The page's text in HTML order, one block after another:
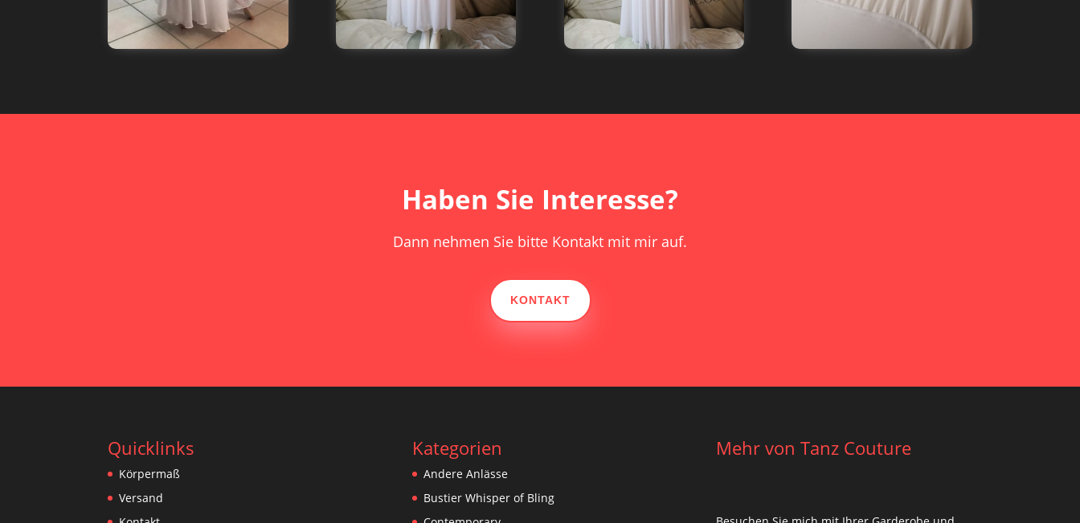
Haben Sie Interesse?
Dann nehmen Sie bitte Kontakt mit mir auf.
KONTAKT
Quicklinks
Körpermaß
Versand
Kategorien
Andere Anlässe
Bustier Whisper of Bling
Mehr von Tanz Couture